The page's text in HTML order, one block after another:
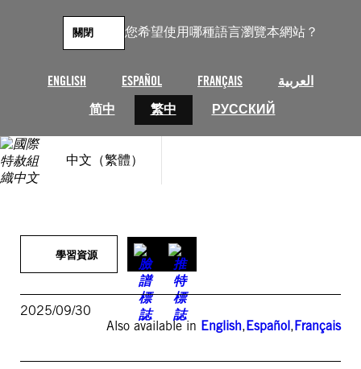
您希望使用哪種語言瀏覽本網站？
ENGLISH ESPAÑOL FRANÇAIS
العربية
简中
繁中 РУССКИЙ
關閉
中文（繁體）
學習資源
2025/09/30
Also available in English,Español,Français